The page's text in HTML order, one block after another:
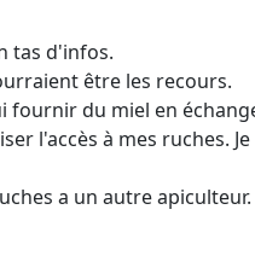
tas d'infos.
être les recours.
du miel en
l'accès à mes ruches.
a un autre apiculteur.